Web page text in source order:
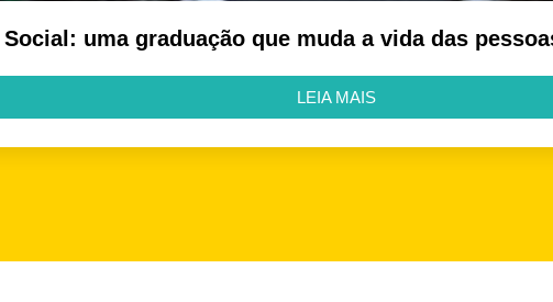
uma graduação que muda a vida das
LEIA MAIS